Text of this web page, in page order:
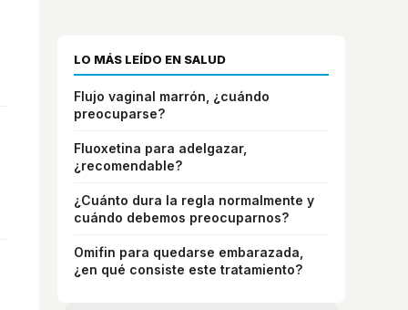
LO MÁS LEÍDO EN SALUD
Flujo vaginal marrón, ¿cuándo
preocuparse?
Fluoxetina para adelgazar,
¿recomendable?
¿Cuánto dura la regla normalmente y
cuándo debemos preocuparnos?
Omifin para quedarse embarazada,
¿en qué consiste este tratamiento?